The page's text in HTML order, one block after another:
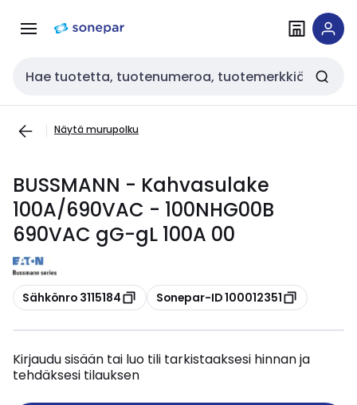
navigointiinsisältöön
Haku
Näytä murupolku
BUSSMANN - Kahvasulake
100A/690VAC - 100NHG00B
690VAC gG-gL 100A 00
Kopioi
Sähkönro 3115184 Kopioi
Sonepar-ID 100012351
Kirjaudu sisään tai luo tili tarkistaaksesi hinnan ja
tehdäksesi tilauksen